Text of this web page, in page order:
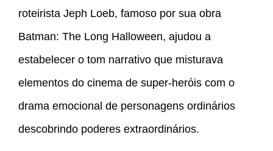
roteirista Jeph Loeb, famoso por sua obra
Batman: The Long Halloween, ajudou a
estabelecer o tom narrativo que misturava
elementos do cinema de super-heróis com o
drama emocional de personagens ordinários
descobrindo poderes extraordinários.